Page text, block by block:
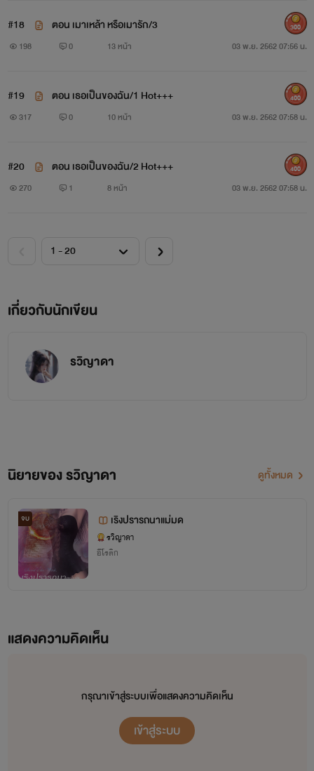
ช่อชมพู
“ไม่ว่าเจ้าจะอยู่ที่ใด ข้าจะติดตามเจ้าไปทุกภพทุกชาติ ทุกแห่ง
ดวงหนึ่งให้ยึดมั่นในสัจจะแห่งตน ความรักที่มีดุจละอองไอน้ำอัน
ฉ่ำเย็น หล่อเลี้ยงหัวใจให้ดำรงอยู่ หากไร้รักดั่งไร้ความอบอุ่น ใคร
ขอแนะนำอีบุ๊ค ผลงานของช่อชมพู ราคาเบาๆ
แค้นรักเมียเชลย
ช่อชมพู
เกริก กัมปนาท ต้องสูญเสียบิดาและทรัพย์สมบัติทั้งหมด
ปางไม้ภูเสือหมอบ ยี่สิบปีผ่านไป เกริก กัมปนาท กลับมาทวงคืน
ความแค้นครั้งนี้ ด้วยการลักพาตัว จอมขวัญ ลูกสาวสุดที่รักของ
#18 ตอน เมาเหล้า หรือเมารัก/3
198 0 13 หน้า 03 พ.ย. 2562 07:56 น.
300
#19 ตอน เธอเป็นของฉัน/1 Hot+++
317 0 10 หน้า 03 พ.ย. 2562 07:58 น.
400
#20 ตอน เธอเป็นของฉัน/2 Hot+++
270 1 8 หน้า 03 พ.ย. 2562 07:58 น.
400
เกี่ยวกับนักเขียน
รวิญาดา
นิยายของ รวิญาดา ดูทั้งหมด
จบ เริงปรารถนาแม่มด
รวิญาดา
อีโรติก
แสดงความคิดเห็น
กรุณาเข้าสู่ระบบเพื่อแสดงความคิดเห็น
เข้าสู่ระบบ